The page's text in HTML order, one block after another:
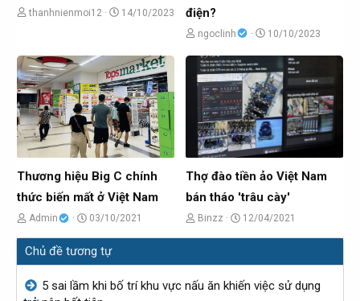
i
i
C
đ
ề
t
ạ
o
b
ở
thanhnienmoi12
N
y
i
14/10/2023
điện?
C
h
ủ
đ
t
ạ
o
b
ở
ngoclinh
N
g
à
y
g
ử
i
10/10/2023
Thương hiệu Big C chính
thức biến mất ở Việt Nam
C
h
ủ
đ
ề
Admin
N
g
à
g
03/10/2021
Thợ đào tiền ảo Việt Nam
bán tháo 'trâu cày'
C
h
đ
Binzz
N
g
y
12/04/2021
Chủ đề tương tự
5 sai lầm khi bố trí khu vực nấu ăn khiến việc sử dụng